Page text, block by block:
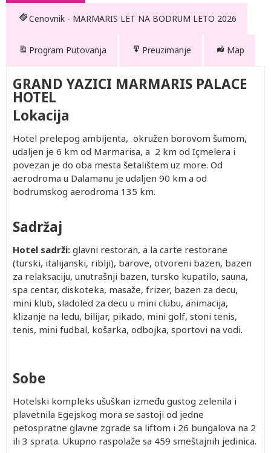
Cenovnik - MARMARIS LET NA BODRUM LETO 2026
Program Putovanja Preuzimanje Map
GRAND YAZICI MARMARIS PALACE
HOTEL
Lokacija
Hotel prelepog ambijenta, okružen borovom šumom,
udaljen je 6 km od Marmarisa, a 2 km od Içmelera i
povezan je do oba mesta šetalištem uz more. Od
aerodroma u Dalamanu je udaljen 90 km a od
bodrumskog aerodroma 135 km.
Sadržaj
Hotel sadrži: glavni restoran, a la carte restorane
(turski, italijanski, riblji), barove, otvoreni bazen, bazen
za relaksaciju, unutrašnji bazen, tursko kupatilo, sauna,
spa centar, diskoteka, masaže, frizer, bazen za decu,
mini klub, sladoled za decu u mini clubu, animacija,
klizanje na ledu, bilijar, pikado, mini golf, stoni tenis,
tenis, mini fudbal, košarka, odbojka, sportovi na vodi.
Sobe
Hotelski kompleks ušuškan između gustog zelenila i
plavetnila Egejskog mora se sastoji od jedne
petospratne glavne zgrade sa liftom i 26 bungalova na 2
ili 3 sprata. Ukupno raspolaže sa 459 smeštajnih jedinica.